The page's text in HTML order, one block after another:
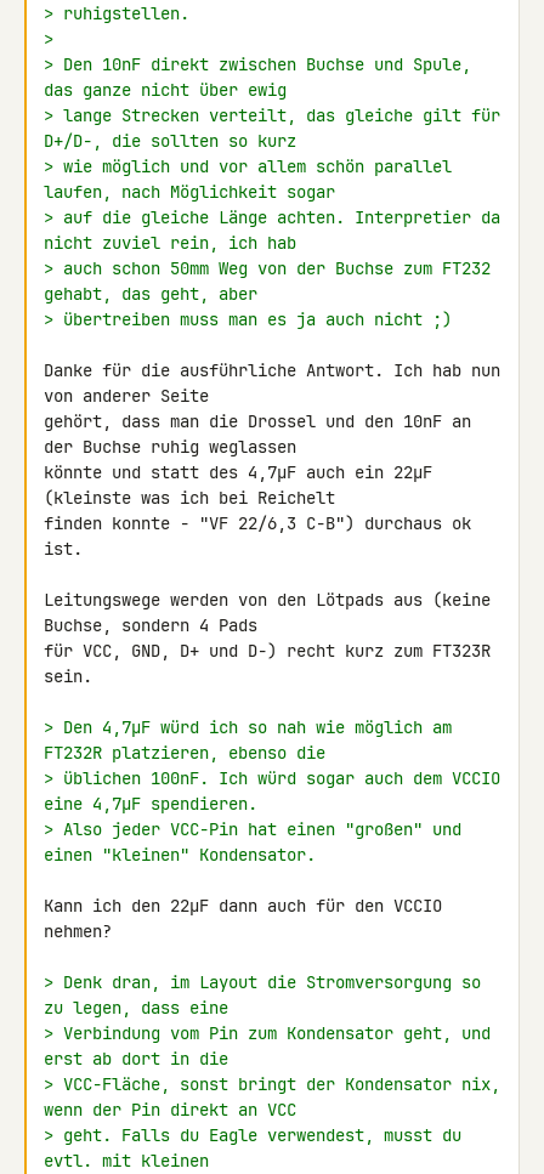
> ruhigstellen.
>
> Den 10nF direkt zwischen Buchse und Spule,
das ganze nicht über ewig
> lange Strecken verteilt, das gleiche gilt für
D+/D-, die sollten so kurz
> wie möglich und vor allem schön parallel
laufen, nach Möglichkeit sogar
> auf die gleiche Länge achten. Interpretier da
nicht zuviel rein, ich hab
> auch schon 50mm Weg von der Buchse zum FT232
gehabt, das geht, aber
> übertreiben muss man es ja auch nicht ;)
Danke für die ausführliche Antwort. Ich hab nun
von anderer Seite
gehört, dass man die Drossel und den 10nF an
der Buchse ruhig weglassen
könnte und statt des 4,7µF auch ein 22µF
(kleinste was ich bei Reichelt
finden konnte - "VF 22/6,3 C-B") durchaus ok
ist.
Leitungswege werden von den Lötpads aus (keine
Buchse, sondern 4 Pads
für VCC, GND, D+ und D-) recht kurz zum FT323R
sein.
> Den 4,7µF würd ich so nah wie möglich am
FT232R platzieren, ebenso die
> üblichen 100nF. Ich würd sogar auch dem VCCIO
eine 4,7µF spendieren.
> Also jeder VCC-Pin hat einen "großen" und
einen "kleinen" Kondensator.
Kann ich den 22µF dann auch für den VCCIO
nehmen?
> Denk dran, im Layout die Stromversorgung so
zu legen, dass eine
> Verbindung vom Pin zum Kondensator geht, und
erst ab dort in die
> VCC-Fläche, sonst bringt der Kondensator nix,
wenn der Pin direkt an VCC
> geht. Falls du Eagle verwendest, musst du
evtl. mit kleinen